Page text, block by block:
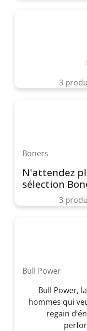
3
Boners
N'attendez
sélection
3
Bull Power
Bull Power,
hommes qui
regain